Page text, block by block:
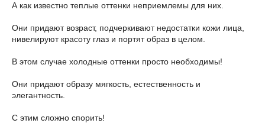
А как известно теплые оттенки неприемлемы для них.
Они придают возраст, подчеркивают недостатки кожи лица,
нивелируют красоту глаз и портят образ в целом.
В этом случае холодные оттенки просто необходимы!
Они придают образу мягкость, естественность и
элегантность.
С этим сложно спорить!